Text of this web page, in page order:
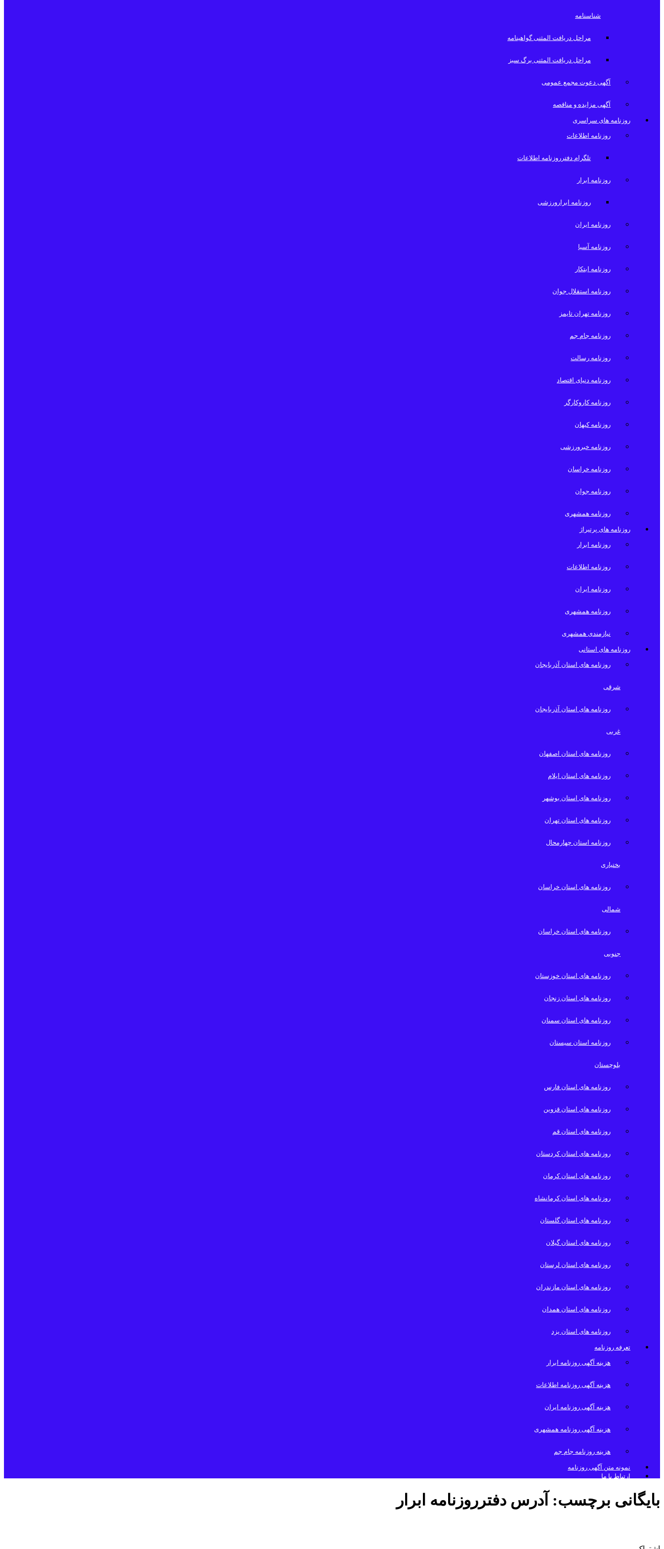
شناسنامه
مراحل دریافت المثنی گواهینامه
مراحل دریافت المثنی برگ سبز
آگهی دعوت مجمع عمومی
آگهی مزایده و مناقصه
روزنامه های سراسری
روزنامه اطلاعات
تلگرام دفترروزنامه اطلاعات
روزنامه ابرار
روزنامه ابرارورزشی
روزنامه ایران
روزنامه آسیا
روزنامه ابتکار
روزنامه استقلال جوان
روزنامه تهران تایمز
روزنامه جام جم
روزنامه رسالت
روزنامه دنیای اقتصاد
روزنامه کاروکارگر
روزنامه کیهان
روزنامه خبرورزشی
روزنامه خراسان
روزنامه جوان
روزنامه همشهری
روزنامه های پرتیراژ
روزنامه ابرار
روزنامه اطلاعات
روزنامه ایران
روزنامه همشهری
نیازمندی همشهری
روزنامه های استانی
روزنامه های استان آذربایجان
شرقی
روزنامه های استان آذربایجان
غربی
روزنامه های استان اصفهان
روزنامه های استان ایلام
روزنامه های استان بوشهر
روزنامه های استان تهران
روزنامه استان چهارمحال
بختیاری
روزنامه های استان خراسان
شمالی
روزنامه های استان خراسان
جنوبی
روزنامه های استان خوزستان
روزنامه های استان زنجان
روزنامه های استان سمنان
روزنامه استان سیستان
بلوچستان
روزنامه های استان فارس
روزنامه های استان قزوین
روزنامه های استان قم
روزنامه های استان کردستان
روزنامه های استان کرمان
روزنامه های استان کرمانشاه
روزنامه های استان گلستان
روزنامه های استان گیلان
روزنامه های استان لرستان
روزنامه های استان مازندران
روزنامه های استان همدان
روزنامه های استان یزد
تعرفه روزنامه
هزینه آگهی روزنامه ابرار
هزینه آگهی روزنامه اطلاعات
هزینه آگهی روزنامه ایران
هزینه آگهی روزنامه همشهری
هزینه روزنامه جام جم
نمونه متن آگهی روزنامه
ارتباط با ما
بایگانی برچسب: آدرس دفترروزنامه ابرار